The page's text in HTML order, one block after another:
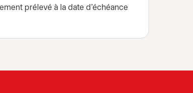
prélevé à la date d’échéance